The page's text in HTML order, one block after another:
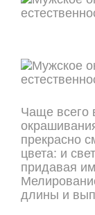
Чаще всего
прекрасно
цвета: и
придавая
длины и